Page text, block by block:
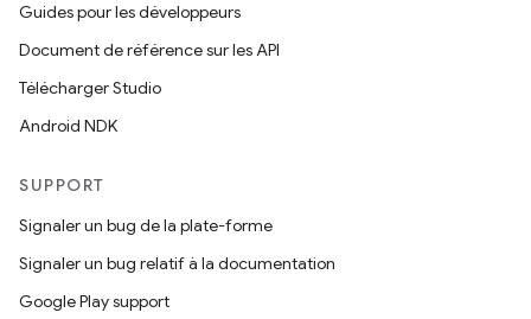
Guides pour les développeurs
Document de référence sur les API
Télécharger Studio
Android NDK
SUPPORT
Signaler un bug de la plate-forme
Signaler un bug relatif à la documentation
Google Play support